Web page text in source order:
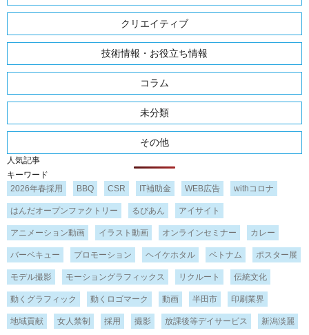
クリエイティブ
技術情報・お役立ち情報
コラム
未分類
その他
人気記事
キーワード
2026年春採用
BBQ CSR IT補助金 WEB広告 withコロナ
はんだオープンファクトリー るびあん アイサイト
アニメーション動画 イラスト動画 オンラインセミナー カレー
バーベキュー プロモーション ヘイケホタル ベトナム ポスター展
モデル撮影 モーショングラフィックス リクルート 伝統文化
動くグラフィック 動くロゴマーク 動画 半田市 印刷業界
地域貢献 女人禁制 採用 撮影 放課後等デイサービス 新潟淡麗